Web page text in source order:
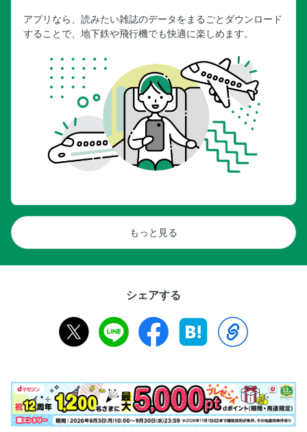
アプリなら、読みたい雑誌のデータをまるごとダウンロード
することで、地下鉄や飛行機でも快適に楽しめます。
もっと見る
シェアする